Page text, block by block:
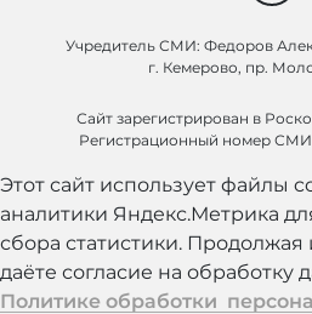
Учредитель СМИ: Федоров
г. Кемерово, пр.
Сайт зарегистрирован в
Регистрационный номер
Этот сайт использует файлы
аналитики Яндекс.Метрика
сбора статистики. Продолжая
даёте согласие на
Политике обработки